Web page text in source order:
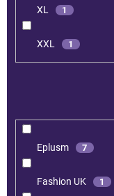
Eplusm 7
Fashion UK 1
XL 1
XXL 1